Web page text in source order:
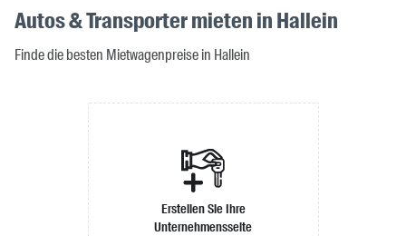
Autos & Transporter mieten in Hallein
Finde die besten Mietwagenpreise in Hallein
Erstellen Sie Ihre
Unternehmensseite